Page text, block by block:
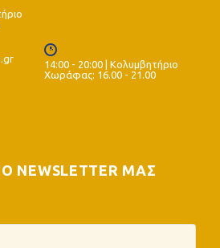
14:00 - 20:00 | Κολυμβητήριο
Χωράφας: 16.00 - 21.00
NEWSLETTER ΜΑΣ